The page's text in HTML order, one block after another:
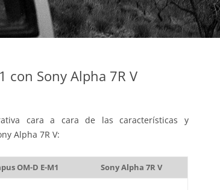
con Sony Alpha 7R V
cara a cara de las características y
Alpha 7R V:
OM-D E-M1 Sony Alpha 7R V